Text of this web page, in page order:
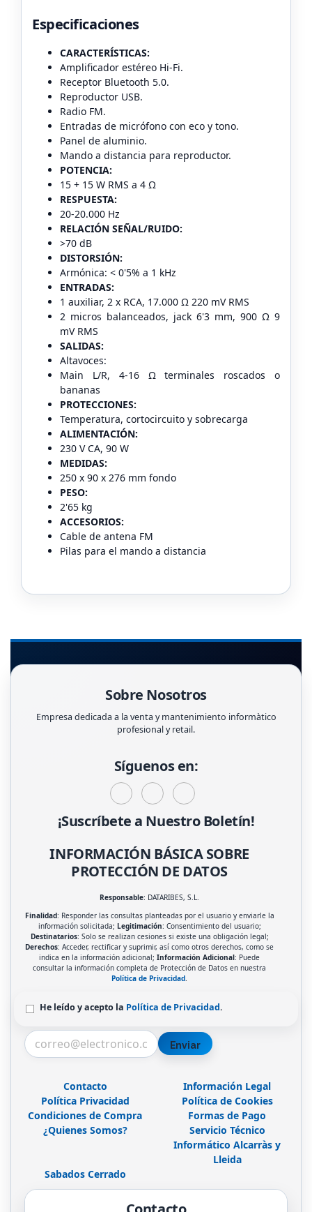
Especificaciones
CARACTERÍSTICAS:
Amplificador estéreo Hi-Fi.
Receptor Bluetooth 5.0.
Reproductor USB.
Radio FM.
Entradas de micrófono con eco y tono.
Panel de aluminio.
Mando a distancia para reproductor.
POTENCIA:
15 + 15 W RMS a 4 Ω
RESPUESTA:
20-20.000 Hz
RELACIÓN SEÑAL/RUIDO:
>70 dB
DISTORSIÓN:
Armónica: < 0'5% a 1 kHz
ENTRADAS:
1 auxiliar, 2 x RCA, 17.000 Ω 220 mV RMS
2 micros balanceados, jack 6'3 mm, 900 Ω 9
mV RMS
SALIDAS:
Altavoces:
Main L/R, 4-16 Ω terminales roscados o
bananas
PROTECCIONES:
Temperatura, cortocircuito y sobrecarga
ALIMENTACIÓN:
230 V CA, 90 W
MEDIDAS:
250 x 90 x 276 mm fondo
PESO:
2'65 kg
ACCESORIOS:
Cable de antena FM
Pilas para el mando a distancia
Sobre Nosotros
Empresa dedicada a la venta y mantenimiento informàtico
profesional y retail.
Síguenos en:
¡Suscríbete a Nuestro Boletín!
INFORMACIÓN BÁSICA SOBRE
PROTECCIÓN DE DATOS
Responsable: DATARIBES, S.L.
Finalidad: Responder las consultas planteadas por el usuario y enviarle la
información solicitada; Legitimación: Consentimiento del usuario;
Destinatarios: Solo se realizan cesiones si existe una obligación legal;
Derechos: Acceder, rectificar y suprimir, así como otros derechos, como se
indica en la información adicional;Información Adicional: Puede
consultar la información completa de Protección de Datos en nuestra
Política de Privacidad
He leído y acepto la Política de Privacidad.
Enviar
Contacto
Información Legal
Política Privacidad
Política de Cookies
Condiciones de Compra
Formas de Pago
¿Quienes Somos?
Servicio Técnico
Informático Alcarràs y
Lleida
Sabados Cerrado